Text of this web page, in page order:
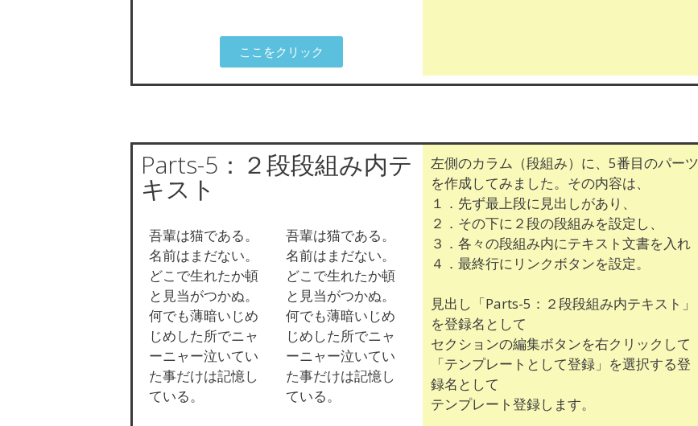
ここをクリック
Parts-5：２段段組み内テ
キスト
吾輩は猫である。
名前はまだない。
どこで生れたか頓
と見当がつかぬ。
何でも薄暗いじめ
じめした所でニャ
ーニャー泣いてい
た事だけは記憶し
ている。
吾輩は猫である。
名前はまだない。
どこで生れたか頓
と見当がつかぬ。
何でも薄暗いじめ
じめした所でニャ
ーニャー泣いてい
た事だけは記憶し
ている。
左側のカラム（段組み）に、5番目のパーツ
を作成してみました。その内容は、
１．先ず最上段に見出しがあり、
２．その下に２段の段組みを設定し、
３．各々の段組み内にテキスト文書を入れ
４．最終行にリンクボタンを設定。
見出し「Parts-5：２段段組み内テキスト」
を登録名として
セクションの編集ボタンを右クリックして
「テンプレートとして登録」を選択する登
録名として
テンプレート登録します。